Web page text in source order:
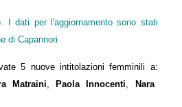
I dati per l'aggiornamento sono stati
di Capannori
5 nuove intitolazioni femminili a:
Matraini ,Paola Innocenti
Nara